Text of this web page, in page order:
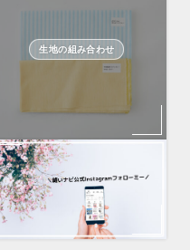
生地の組み合わせ